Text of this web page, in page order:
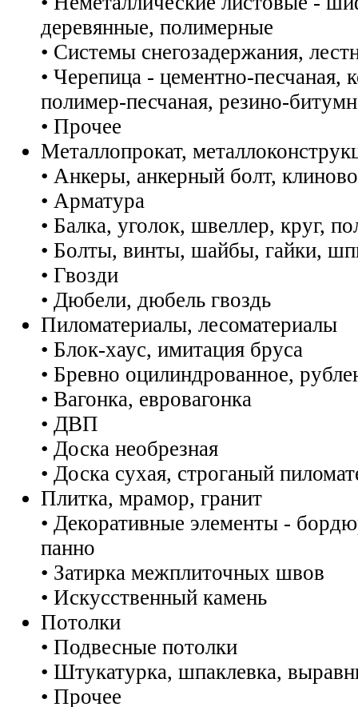
деревянные, полимерные
• Системы снегозадержания,
• Черепица - цементно-песчаная,
полимер-песчаная, резино-
• Прочее
Металлопрокат,
• Анкеры, анкерный болт,
• Арматура
• Балка, уголок, швеллер, круг,
• Болты, винты, шайбы, гайки,
• Гвозди
• Дюбели, дюбель гвоздь
Пиломатериалы, лесоматериалы
• Блок-хаус, имитация бруса
• Бревно оцилиндрованное,
• Вагонка, евровагонка
• ДВП
• Доска необрезная
• Доска сухая, строганый
Плитка, мрамор, гранит
• Декоративные элементы -
панно
• Затирка межплиточных швов
• Искусственный камень
Потолки
• Подвесные потолки
• Штукатурка, шпаклевка,
• Прочее